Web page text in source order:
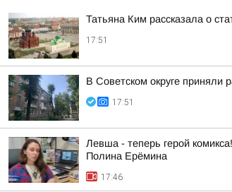
Татьяна Ким рассказала о
17:51
В Советском округе приняли
17:51
Левша - теперь герой
Полина Ерёмина
17:46